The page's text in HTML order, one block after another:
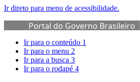
Ir direto para menu de acessibilidade.
Portal do Governo Brasileiro
de Governo
Ir para o conteúdo 1
Ir para o menu 2
Ir para a busca 3
Ir para o rodapé 4